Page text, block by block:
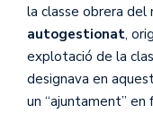
la classe obrera
autogestionat,
explotació de la
designava en
un “ajuntament” en